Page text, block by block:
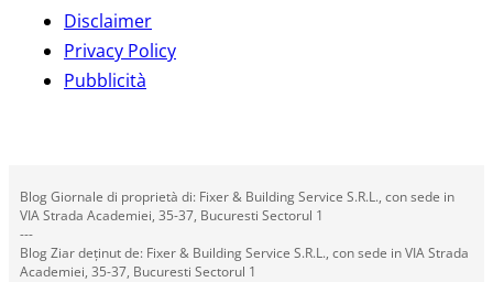
Disclaimer
Privacy Policy
Pubblicità
Blog Giornale di proprietà di: Fixer & Building Service S.R.L., con sede in
VIA Strada Academiei, 35-37, Bucuresti Sectorul 1
---
Blog Ziar deținut de: Fixer & Building Service S.R.L., con sede in VIA Strada
Academiei, 35-37, Bucuresti Sectorul 1